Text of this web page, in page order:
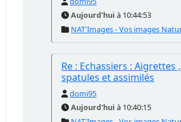
Aujourd'hui à 10:44:53
NAT'Images - Vos images
Re : Echassiers : Aigrettes
spatules et assimilés
domi95
Aujourd'hui à 10:40:15